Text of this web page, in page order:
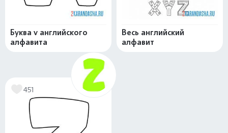
Буква v английского
алфавита
Весь английский
алфавит
451